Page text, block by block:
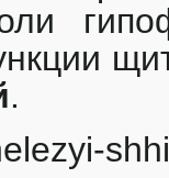
.